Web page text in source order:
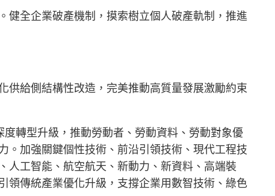
健全企業破產機制，摸索樹立個人破產軌制，推進
供給側結構性改造，完美推動高質量發展激勵約束
轉型升級，推動勞動者、勞動資料、勞動對象優
。加強關鍵個性技術、前沿引領技術、現代工程技
人工智能、航空航天、新動力、新資料、高端裝
領傳統產業優化升級，支撐企業用數智技術、綠色